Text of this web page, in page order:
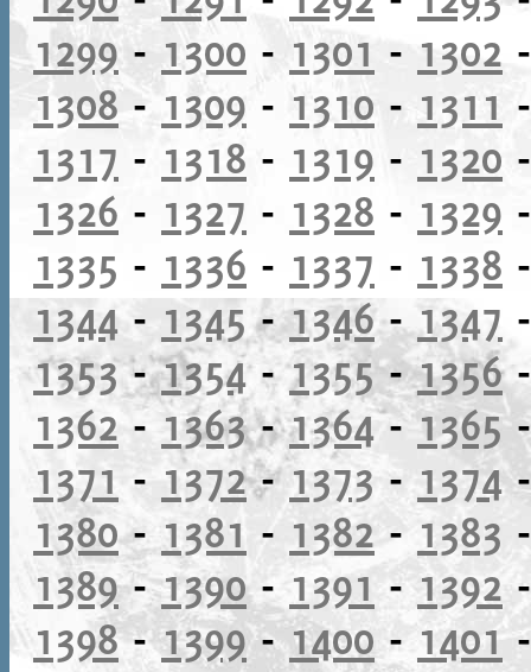
1299- 1300 - 1301 - 1302
1308- 1309 - 1310 - 1311
1317 - 1318 - 1319 - 1320
1326 - 1327 - 1328 - 1329
1335 - 1336 - 1337 - 1338
1344 - 1345 -1346-1347
1353-1354-1355-1356
1362 - 1363-1364-1365
1371 - 1372-1373- 1374
1380- 1381 - 1382 - 1383
1389-1390-1391 -1392
1398-1399-1400 -1401